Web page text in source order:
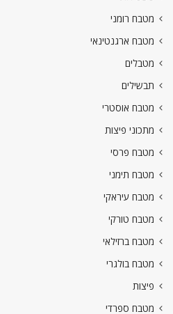
מטבח רומני
מטבח ארגנטינאי
מטבלים
תבשילים
מטבח אוסטרי
מתכוני פיצות
מטבח פרסי
מטבח תימני
מטבח עיראקי
מטבח טורקי
מטבח ברזילאי
מטבח בולגרי
פיצות
מטבח ספרדי